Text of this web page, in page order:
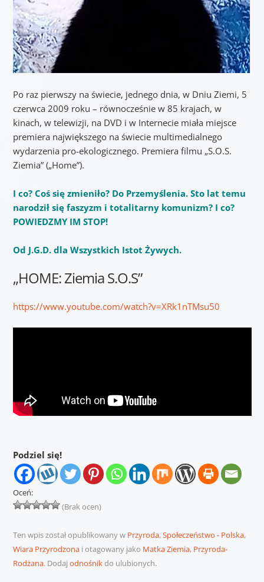
Po raz pierwszy na świecie, jednego dnia, w Dniu Ziemi, 5
czerwca 2009 roku – równocześnie w 85 krajach, w
kinach, w telewizji, na DVD i w Internecie miała miejsce
premiera największego na świecie multimedialnego
wydarzenia pro-ekologicznego. Premiera filmu „S.O.S.
Ziemia” („Home”).
I co? Coś się zmieniło? Do Przemyślenia. Sto lat temu
narodził się faszyzm i totalitarny komunizm? I co?
POWIEDZMY IM STOP!
Od J.G.D. dla Wszystkich Istot Żywych.
„HOME: Ziemia S.O.S”
https://www.youtube.com/watch?v=XRk1nTMsu50
Podziel się!
Oceń:
(Brak ocen)
Ten wpis został opublikowany w Przyroda,Społeczeństwo - Polska,
Wiara Przyrodzonai otagowany jako Matka Ziemia, Przyroda-
Rodżana. Dodaj odnośnikdo ulubionych.